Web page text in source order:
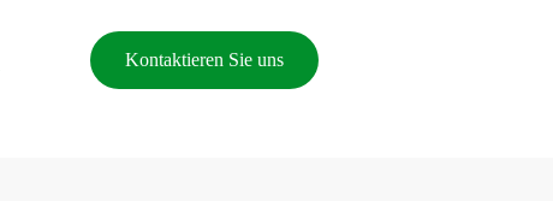
Kontaktieren Sie uns